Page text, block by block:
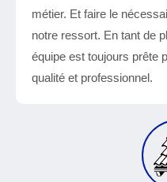
métier. Et faire le
notre ressort. En tant de
équipe est toujours prête
qualité et professionnel.